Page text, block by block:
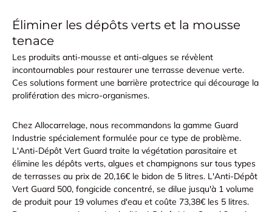
Éliminer les dépôts verts et la mousse
tenace
Les produits anti-mousse et anti-algues se révèlent
incontournables pour restaurer une terrasse devenue verte.
Ces solutions forment une barrière protectrice qui décourage la
prolifération des micro-organismes.
Chez Allocarrelage, nous recommandons la gamme Guard
Industrie spécialement formulée pour ce type de problème.
L'Anti-Dépôt Vert Guard traite la végétation parasitaire et
élimine les dépôts verts, algues et champignons sur tous types
de terrasses au prix de 20,16€ le bidon de 5 litres. L'Anti-Dépôt
Vert Guard 500, fongicide concentré, se dilue jusqu'à 1 volume
de produit pour 19 volumes d'eau et coûte 73,38€ les 5 litres.